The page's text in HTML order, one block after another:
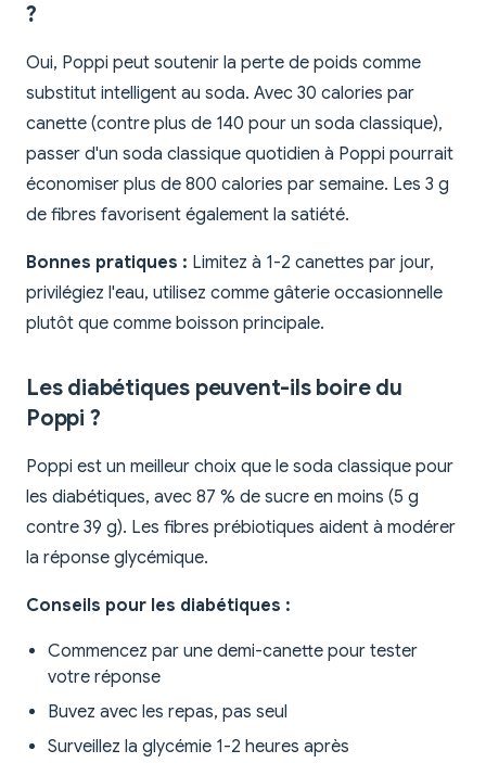
?
Oui, Poppi peut soutenir la perte de poids comme
substitut intelligent au soda. Avec 30 calories par
canette (contre plus de 140 pour un soda classique),
passer d'un soda classique quotidien à Poppi pourrait
économiser plus de 800 calories par semaine. Les 3 g
de fibres favorisent également la satiété.
Bonnes pratiques : Limitez à 1-2 canettes par jour,
privilégiez l'eau, utilisez comme gâterie occasionnelle
plutôt que comme boisson principale.
Les diabétiques peuvent-ils boire du
Poppi ?
Poppi est un meilleur choix que le soda classique pour
les diabétiques, avec 87 % de sucre en moins (5 g
contre 39 g). Les fibres prébiotiques aident à modérer
la réponse glycémique.
Conseils pour les diabétiques :
Commencez par une demi-canette pour tester
votre réponse
Buvez avec les repas, pas seul
Surveillez la glycémie 1-2 heures après